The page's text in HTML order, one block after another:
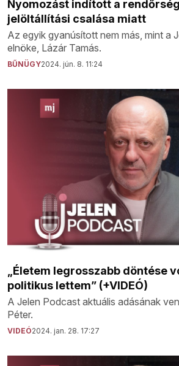
Nyomozást indított a
jelöltállítási csalása miatt
Az egyik gyanúsított nem más, mint a
elnöke, Lázár Tamás.
BŰNÜGY2024. jún. 8. 11:24
„Életem legrosszabb döntése
politikus lettem” (+VIDEÓ)
A Jelen Podcast aktuális adásának
Péter.
VIDEÓ2024. jan. 28. 17:27